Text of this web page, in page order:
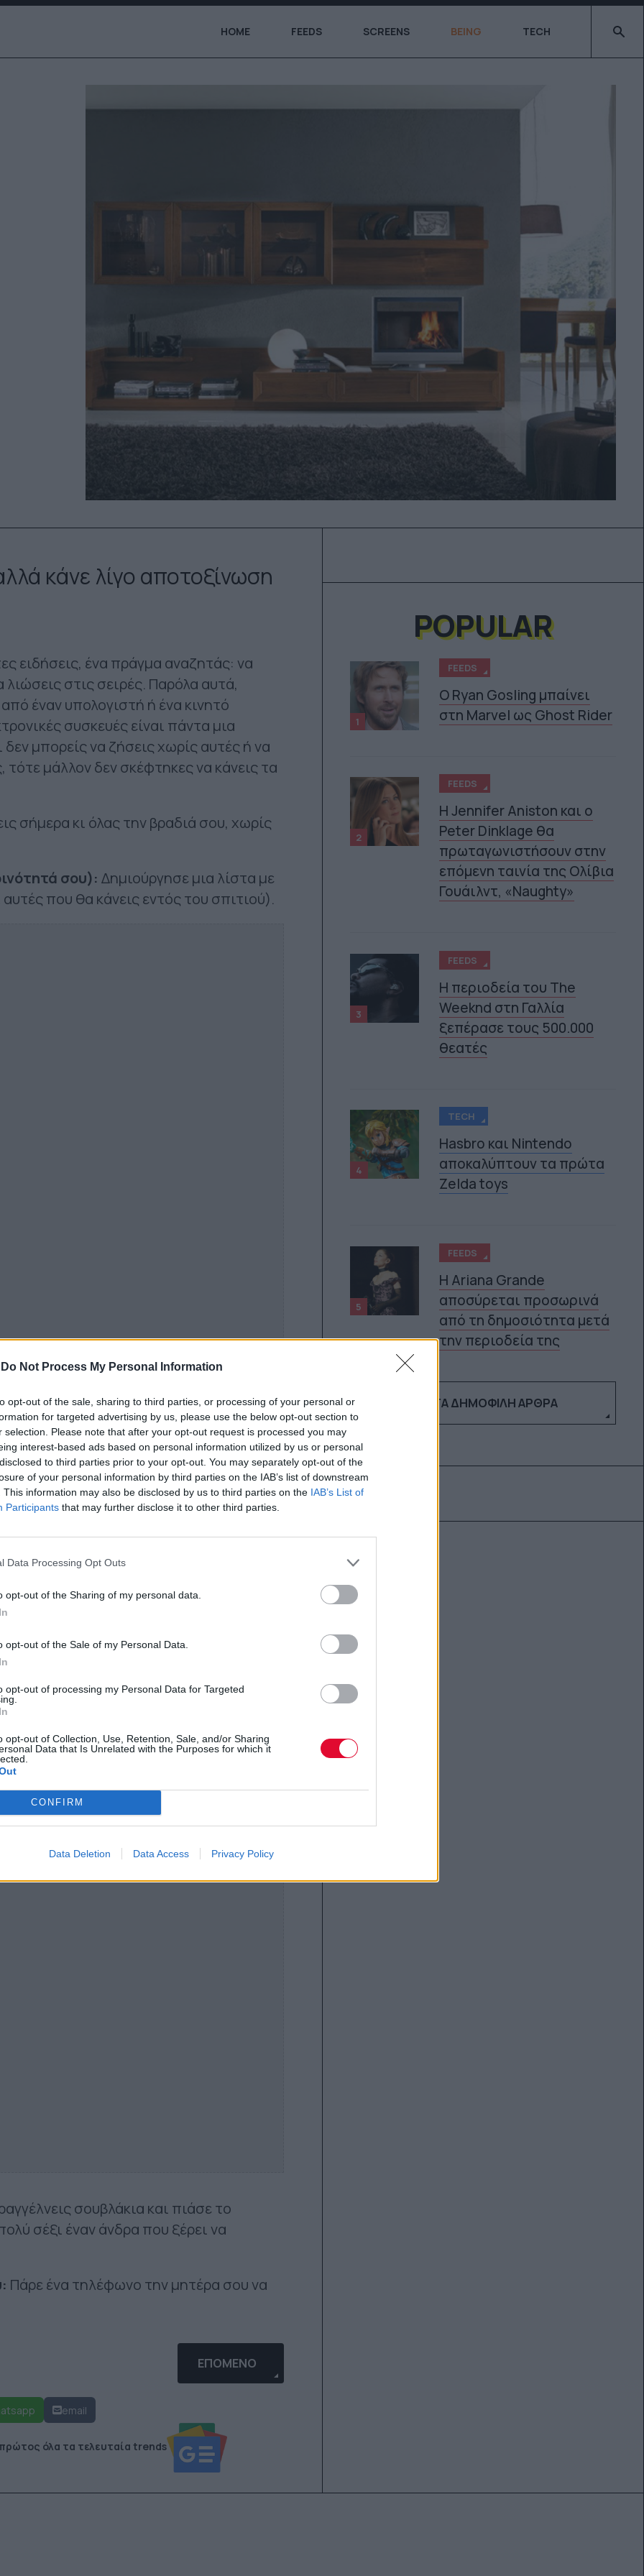
Do Not Process My Personal Information
opt-out of the sale, sharing to third parties, or processing of your personal or
for targeted advertising by us, please use the below opt-out section to
selection. Please note that after your opt-out request is processed you may
interest-based ads based on personal information utilized by us or personal
to third parties prior to your opt-out. You may separately opt-out of the
of your personal information by third parties on the IAB’s list of downstream
This information may also be disclosed by us to third parties on the IAB’s List of
Participants that may further disclose it to other third parties.
Data Processing Opt Outs
opt-out of the Sharing of my personal data.
opt-out of the Sale of my Personal Data.
opt-out of processing my Personal Data for Targeted
opt-out of Collection, Use, Retention, Sale, and/or Sharing
Data that Is Unrelated with the Purposes for which it
CONFIRM
Data Deletion Data Access Privacy Policy
HOME FEEDS SCREENS BEING TECH Type
κάνε λίγο αποτοξίνωση
ειδήσεις, ένα πράγμα αναζητάς: να
στις σειρές. Παρόλα αυτά,
έναν υπολογιστή ή ένα κινητό
συσκευές είναι πάντα μια
μπορείς να ζήσεις χωρίς αυτές ή να
μάλλον δεν σκέφτηκες να κάνεις τα
σήμερα κι όλας την βραδιά σου, χωρίς
σου): Δημιούργησε μια λίστα με
που θα κάνεις εντός του σπιτιού).
ευχαριστεί! (Και ναι, μπορείς να το
σου)
diy project ή μια κατασκευή από το
το απόλυτο stress release.
σουβλάκια και πιάσε το
σέξι έναν άνδρα που ξέρει να
Πάρε ένα τηλέφωνο την μητέρα σου να
ΤΙΣ ΣΧΈΣΕΙΣ ΜΑΣ ΕΠΌΜΕΝΟ ΆΡΘΡΟ: ΑΠΑΛΛΆΞΟΥ ΑΠΌ ΤΟ ΆΓΧΟΣ ΠΟΥ ΤΡΏΕΙ ΤΗ ΖΩΉ ΣΟΥ
ΕΠΌΜΕΝΟ
email
όλα τα τελευταία trends
POPULAR
1
FEEDS
Ο Ryan Gosling μπαίνει
στη Marvel ως Ghost Rider
2
FEEDS
Η Jennifer Aniston και ο
Peter Dinklage θα
πρωταγωνιστήσουν στην
επόμενη ταινία της Ολίβια
Γουάιλντ, «Naughty»
3
FEEDS
Η περιοδεία του The
Weeknd στη Γαλλία
ξεπέρασε τους 500.000
θεατές
4
TECH
Hasbro και Nintendo
αποκαλύπτουν τα πρώτα
Zelda toys
5
FEEDS
Η Ariana Grande
αποσύρεται προσωρινά
από τη δημοσιότητα μετά
την περιοδεία της
ΔΕΣ ΤΑ ΔΗΜΟΦΙΛΉ ΆΡΘΡΑ